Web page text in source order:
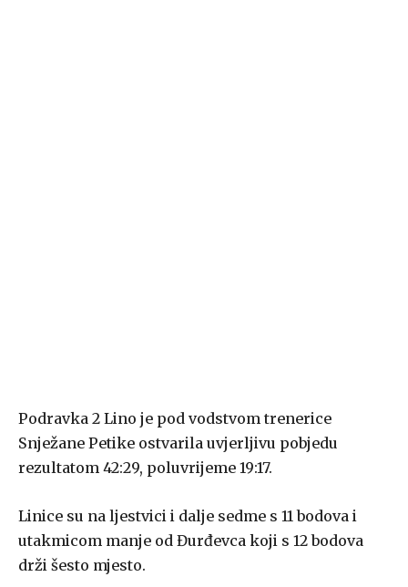
Podravka 2 Lino je pod vodstvom trenerice
Snježane Petike ostvarila uvjerljivu pobjedu
rezultatom 42:29, poluvrijeme 19:17.
Linice su na ljestvici i dalje sedme s 11 bodova i
utakmicom manje od Đurđevca koji s 12 bodova
drži šesto mjesto.